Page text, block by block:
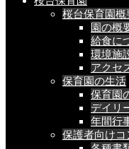
桜台保育園概
園の概
給食に
環境施
アクセ
保育園の生活
保育園
デイリ
年間行
保護者向けコ